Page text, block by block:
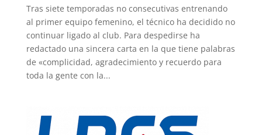
Tras siete temporadas no consecutivas entrenando
al primer equipo femenino, el técnico ha decidido no
continuar ligado al club. Para despedirse ha
redactado una sincera carta en la que tiene palabras
de «complicidad, agradecimiento y recuerdo para
toda la gente con la...